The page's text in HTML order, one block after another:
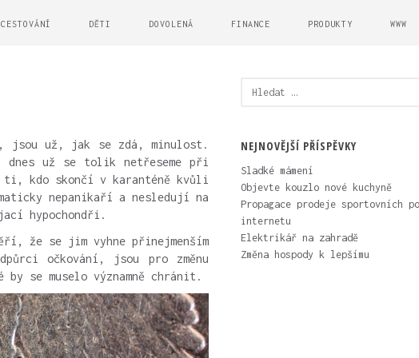
CESTOVÁNÍ DĚTI DOVOLENÁ FINANCE PRODUKTY WWW
jsou už, jak se zdá, minulost.
dnes už se tolik netřeseme při
ti, kdo skončí v karanténě kvůli
nepanikaří a nesledují na
hypochondři.
že se jim vyhne přinejmenším
očkování, jsou pro změnu
se muselo významně chránit.
Vyhledávání
NEJNOVĚJŠÍ PŘÍSPĚVKY
Sladké mámení
Objevte kouzlo nové kuchyně
Propagace prodeje sportovních
internetu
Elektrikář na zahradě
Změna hospody k lepšímu